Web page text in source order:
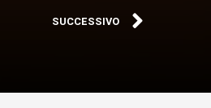
SUCCESSIVO